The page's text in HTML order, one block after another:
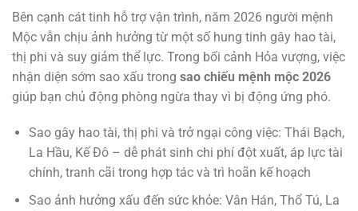
Bên cạnh cát tinh hỗ trợ vận trình, năm 2026 người mệnh
Mộc vẫn chịu ảnh hưởng từ một số hung tinh gây hao tài,
thị phi và suy giảm thể lực. Trong bối cảnh Hỏa vượng, việc
nhận diện sớm sao xấu trong sao chiếu mệnh mộc 2026
giúp bạn chủ động phòng ngừa thay vì bị động ứng phó.
Sao gây hao tài, thị phi và trở ngại công việc: Thái Bạch,
La Hầu, Kế Đô – dễ phát sinh chi phí đột xuất, áp lực tài
chính, tranh cãi trong hợp tác và trì hoãn kế hoạch
Sao ảnh hưởng xấu đến sức khỏe: Vân Hán, Thổ Tú, La